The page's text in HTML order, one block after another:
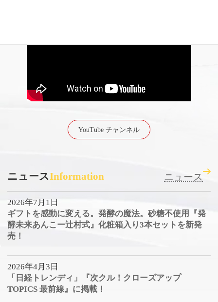
YouTube チャンネル
ニュースInformation ニュース
2026年7月1日
ギフトを感動に変える。発酵の魔法。砂糖不使用『発
酵未来あんこー辻村式』化粧箱入り3本セットを新発
売！
2026年4月3日
「日経トレンディ」『次クル！クローズアップ
TOPICS 最前線』に掲載！